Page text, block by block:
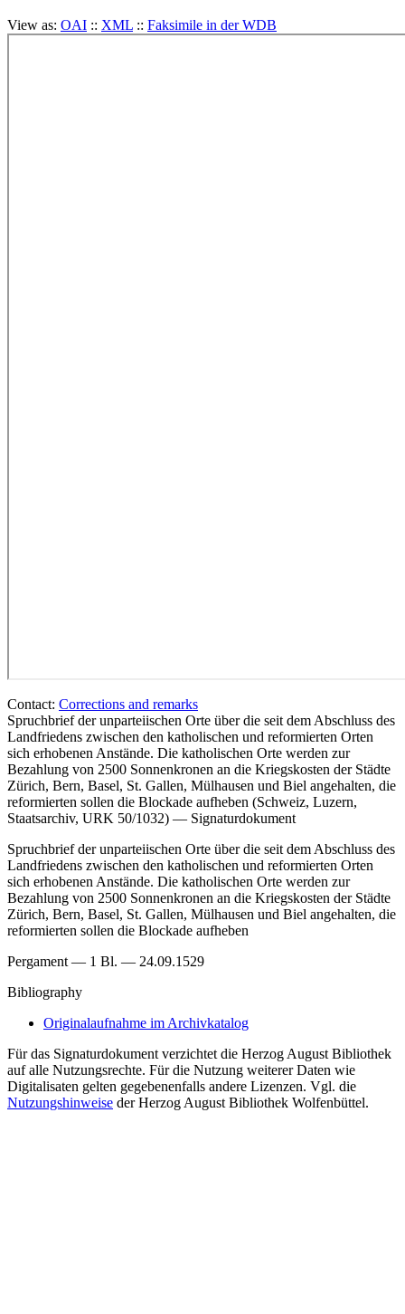
View as: OAI :: XML :: Faksimile in der WDB
Contact: Corrections and remarks
Spruchbrief der unparteiischen Orte über die seit dem Abschluss des
Landfriedens zwischen den katholischen und reformierten Orten
sich erhobenen Anstände. Die katholischen Orte werden zur
Bezahlung von 2500 Sonnenkronen an die Kriegskosten der Städte
Zürich, Bern, Basel, St. Gallen, Mülhausen und Biel angehalten, die
reformierten sollen die Blockade aufheben (Schweiz, Luzern,
Staatsarchiv, URK 50/1032) — Signaturdokument
Spruchbrief der unparteiischen Orte über die seit dem Abschluss des
Landfriedens zwischen den katholischen und reformierten Orten
sich erhobenen Anstände. Die katholischen Orte werden zur
Bezahlung von 2500 Sonnenkronen an die Kriegskosten der Städte
Zürich, Bern, Basel, St. Gallen, Mülhausen und Biel angehalten, die
reformierten sollen die Blockade aufheben
Pergament — 1 Bl. — 24.09.1529
Bibliography
Originalaufnahme im Archivkatalog
Für das Signaturdokument verzichtet die Herzog August Bibliothek
auf alle Nutzungsrechte. Für die Nutzung weiterer Daten wie
Digitalisaten gelten gegebenenfalls andere Lizenzen. Vgl. die
Nutzungshinweise der Herzog August Bibliothek Wolfenbüttel.